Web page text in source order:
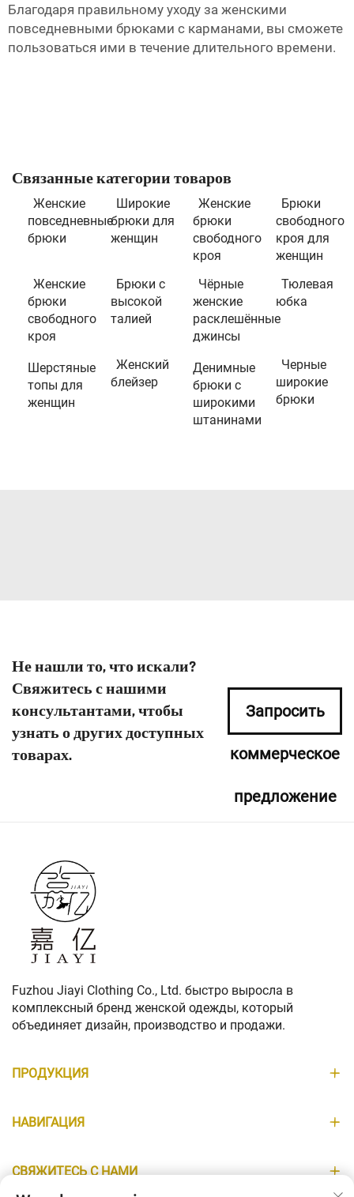
Благодаря правильному уходу за женскими
повседневными брюками с карманами, вы сможете
пользоваться ими в течение длительного времени.
Связанные категории товаров
Женские
повседневные
брюки
Широкие
брюки для
женщин
Женские
брюки
свободного
кроя
Брюки
свободного
кроя для
женщин
Женские
брюки
свободного
кроя
Брюки с
высокой
талией
Чёрные
женские
расклешённые
джинсы
Тюлевая
юбка
Шерстяные
топы для
женщин
Женский
блейзер
Денимные
брюки с
широкими
штанинами
Черные
широкие
брюки
Не нашли то, что искали?
Свяжитесь с нашими
консультантами, чтобы
узнать о других доступных
товарах.
Запросить
коммерческое
предложение
Fuzhou Jiayi Clothing Co., Ltd. быстро выросла в
комплексный бренд женской одежды, который
объединяет дизайн, производство и продажи.
ПРОДУКЦИЯ
НАВИГАЦИЯ
СВЯЖИТЕСЬ С НАМИ